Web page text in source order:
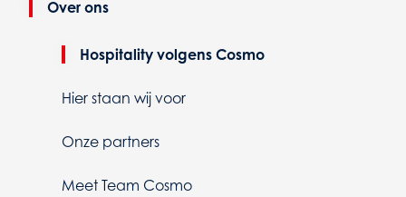
Over ons
Hospitality volgens Cosmo
Hier staan wij voor
Onze partners
Meet Team Cosmo